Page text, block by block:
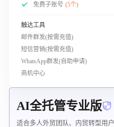
免费子账号 (5个)
触达工具
邮件群发(按需充值)
短信营销(按需充值)
WhatsApp群发(自助申请)
商机中心
AI全托管专业版
适合多人外贸团队、内贸转型用户